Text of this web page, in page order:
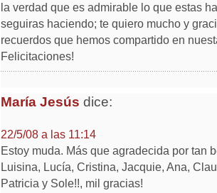
la verdad que es admirable lo que estas
seguiras haciendo; te quiero mucho y
recuerdos que hemos compartido en
Felicitaciones!
María Jesús dice:
22/5/08 a las 11:14
Estoy muda. Más que agradecida por tan
Luisina, Lucía, Cristina, Jacquie, Ana,
Patricia y Sole!!, mil gracias!